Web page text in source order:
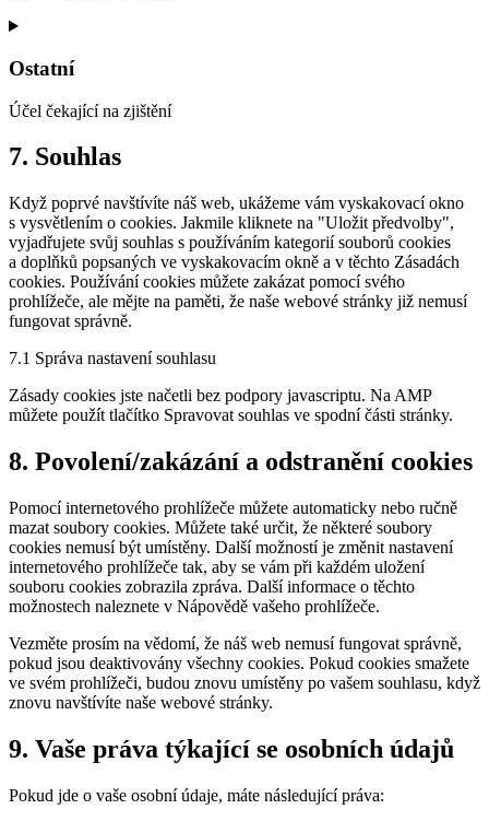
Consent
service
Ostatní
Účel čekající na zjištění
Consent
to
ostatní
7. Souhlas
Když poprvé navštívíte náš web, ukážeme vám vyskakovací okno
s vysvětlením o cookies. Jakmile kliknete na "Uložit předvolby",
vyjadřujete svůj souhlas s používáním kategorií souborů cookies
a doplňků popsaných ve vyskakovacím okně a v těchto Zásadách
cookies. Používání cookies můžete zakázat pomocí svého
prohlížeče, ale mějte na paměti, že naše webové stránky již nemusí
fungovat správně.
7.1 Správa nastavení souhlasu
Zásady cookies jste načetli bez podpory javascriptu. Na AMP
můžete použít tlačítko Spravovat souhlas ve spodní části stránky.
8. Povolení/zakázání a odstranění cookies
Pomocí internetového prohlížeče můžete automaticky nebo ručně
mazat soubory cookies. Můžete také určit, že některé soubory
cookies nemusí být umístěny. Další možností je změnit nastavení
internetového prohlížeče tak, aby se vám při každém uložení
souboru cookies zobrazila zpráva. Další informace o těchto
možnostech naleznete v Nápovědě vašeho prohlížeče.
Vezměte prosím na vědomí, že náš web nemusí fungovat správně,
pokud jsou deaktivovány všechny cookies. Pokud cookies smažete
ve svém prohlížeči, budou znovu umístěny po vašem souhlasu, když
znovu navštívíte naše webové stránky.
9. Vaše práva týkající se osobních údajů
Pokud jde o vaše osobní údaje, máte následující práva: